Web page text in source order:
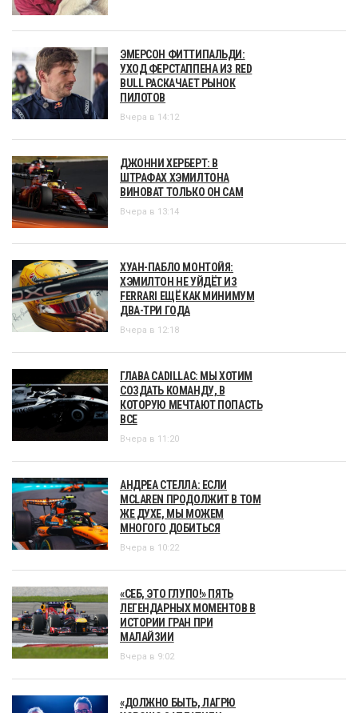
ЭМЕРСОН ФИТТИПАЛЬДИ:
УХОД ФЕРСТАППЕНА ИЗ RED
BULL РАСКАЧАЕТ РЫНОК
ПИЛОТОВ
Вчера в 14:12
ДЖОННИ ХЕРБЕРТ: В
ШТРАФАХ ХЭМИЛТОНА
ВИНОВАТ ТОЛЬКО ОН САМ
Вчера в 13:14
ХУАН-ПАБЛО МОНТОЙЯ:
ХЭМИЛТОН НЕ УЙДЁТ ИЗ
FERRARI ЕЩЁ КАК МИНИМУМ
ДВА-ТРИ ГОДА
Вчера в 12:18
ГЛАВА CADILLAC: МЫ ХОТИМ
СОЗДАТЬ КОМАНДУ, В
КОТОРУЮ МЕЧТАЮТ ПОПАСТЬ
ВСЕ
Вчера в 11:20
АНДРЕА СТЕЛЛА: ЕСЛИ
MCLAREN ПРОДОЛЖИТ В ТОМ
ЖЕ ДУХЕ, МЫ МОЖЕМ
МНОГОГО ДОБИТЬСЯ
Вчера в 10:22
«СЕБ, ЭТО ГЛУПО!» ПЯТЬ
ЛЕГЕНДАРНЫХ МОМЕНТОВ В
ИСТОРИИ ГРАН ПРИ
МАЛАЙЗИИ
Вчера в 9:02
«ДОЛЖНО БЫТЬ, ЛАГРЮ